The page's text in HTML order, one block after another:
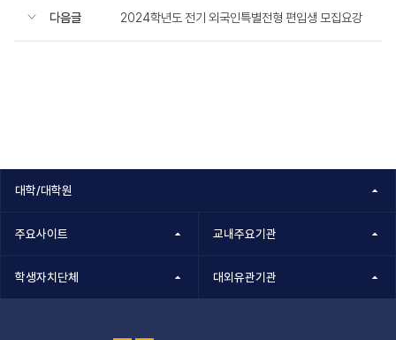
다음글 2024학년도 전기 외국인특별전형 편입생 모집요강
대학/대학원
주요사이트 교내주요기관
학생자치단체 대외유관기관